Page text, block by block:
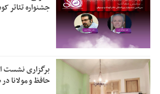
جشنواره تئاتر
برگزاری نشست
حافظ و مولانا